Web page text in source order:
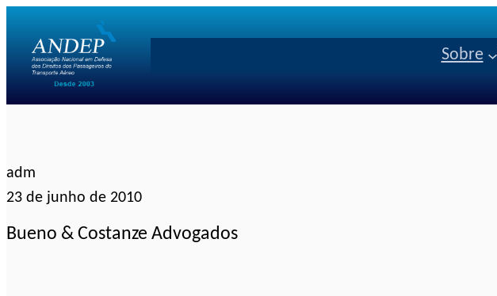
conteúdo
Sobre
adm
23 de junho de 2010
Bueno & Costanze Advogados